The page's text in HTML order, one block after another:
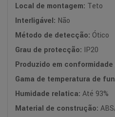
Local de montagem: Teto
Interligável: Não
Método de detecção: Ótico
Grau de protecção: IP20
Produzido em conformidade
Gama de temperatura de
Humidade relatica: Até 93%
Material de construção: